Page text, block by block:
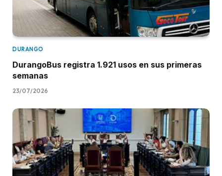
DURANGO
DurangoBus registra 1.921 usos en sus primeras
semanas
23/07/2026